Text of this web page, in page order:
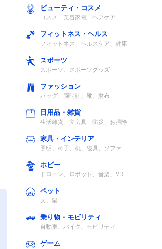
ビューティ・コスメ
コスメ、美容家電、ヘアケア
フィットネス・ヘルス
フィットネス、ヘルスケア、健康
スポーツ
スポーツ、スポーツグッズ
ファッション
バッグ、腕時計、靴、財布
日用品・雑貨
生活雑貨、文房具、防災、お掃除
家具・インテリア
照明、椅子、机、寝具、ソファ
ホビー
ドローン、ロボット、音楽、VR
ペット
犬、猫
乗り物・モビリティ
自動車、バイク、モビリティ
ゲーム